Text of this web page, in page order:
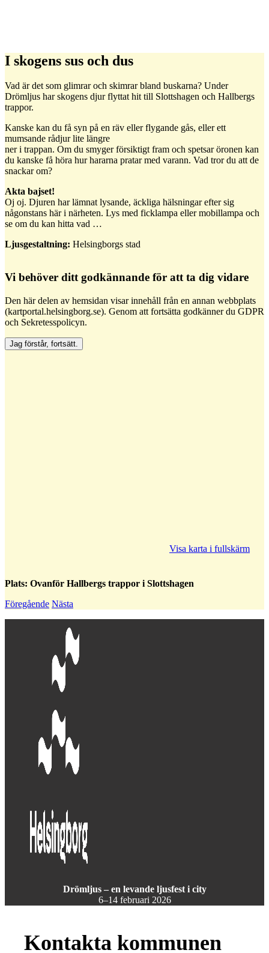
I skogens sus och dus
Vad är det som glimrar och skimrar bland buskarna? Under
Drömljus har skogens djur flyttat hit till Slottshagen och Hallbergs
trappor.
Kanske kan du få syn på en räv eller flygande gås, eller ett
mumsande rådjur lite längre
ner i trappan. Om du smyger försiktigt fram och spetsar öronen kan
du kanske få höra hur hararna pratar med varann. Vad tror du att de
snackar om?
Akta bajset!
Oj oj. Djuren har lämnat lysande, äckliga hälsningar efter sig
någonstans här i närheten. Lys med ficklampa eller mobillampa och
se om du kan hitta vad …
Ljusgestaltning: Helsingborgs stad
Visa karta i fullskärm
Vi behöver ditt godkännande för att ta dig vidare
Den här delen av hemsidan visar innehåll från en annan webbplats
(kartportal.helsingborg.se). Genom att fortsätta godkänner du GDPR
och Sekretesspolicyn.
Jag förstår, fortsätt.
Plats: Ovanför Hallbergs trappor i Slottshagen
Föregående Nästa
Drömljus – en levande ljusfest i city
6–14 februari 2026
Kontakta kommunen